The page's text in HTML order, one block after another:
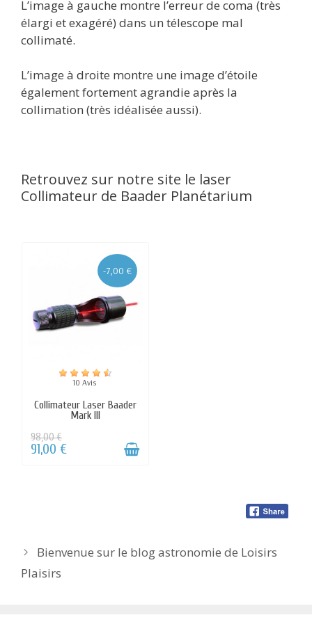
L’image à gauche montre l’erreur de coma (très
élargi et exagéré) dans un télescope mal
collimaté.
L’image à droite montre une image d’étoile
également fortement agrandie après la
collimation (très idéalisée aussi).
Retrouvez sur notre site le laser
Collimateur de Baader Planétarium
Bienvenue sur le blog astronomie de Loisirs
Plaisirs